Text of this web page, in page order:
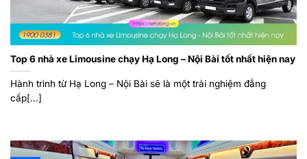
Top 6 nhà xe Limousine chạy Hạ Long – Nội Bài tốt nhất hiện nay
Hành trình từ Hạ Long – Nội Bài sẽ là một trải nghiệm đẳng
cấp[...]